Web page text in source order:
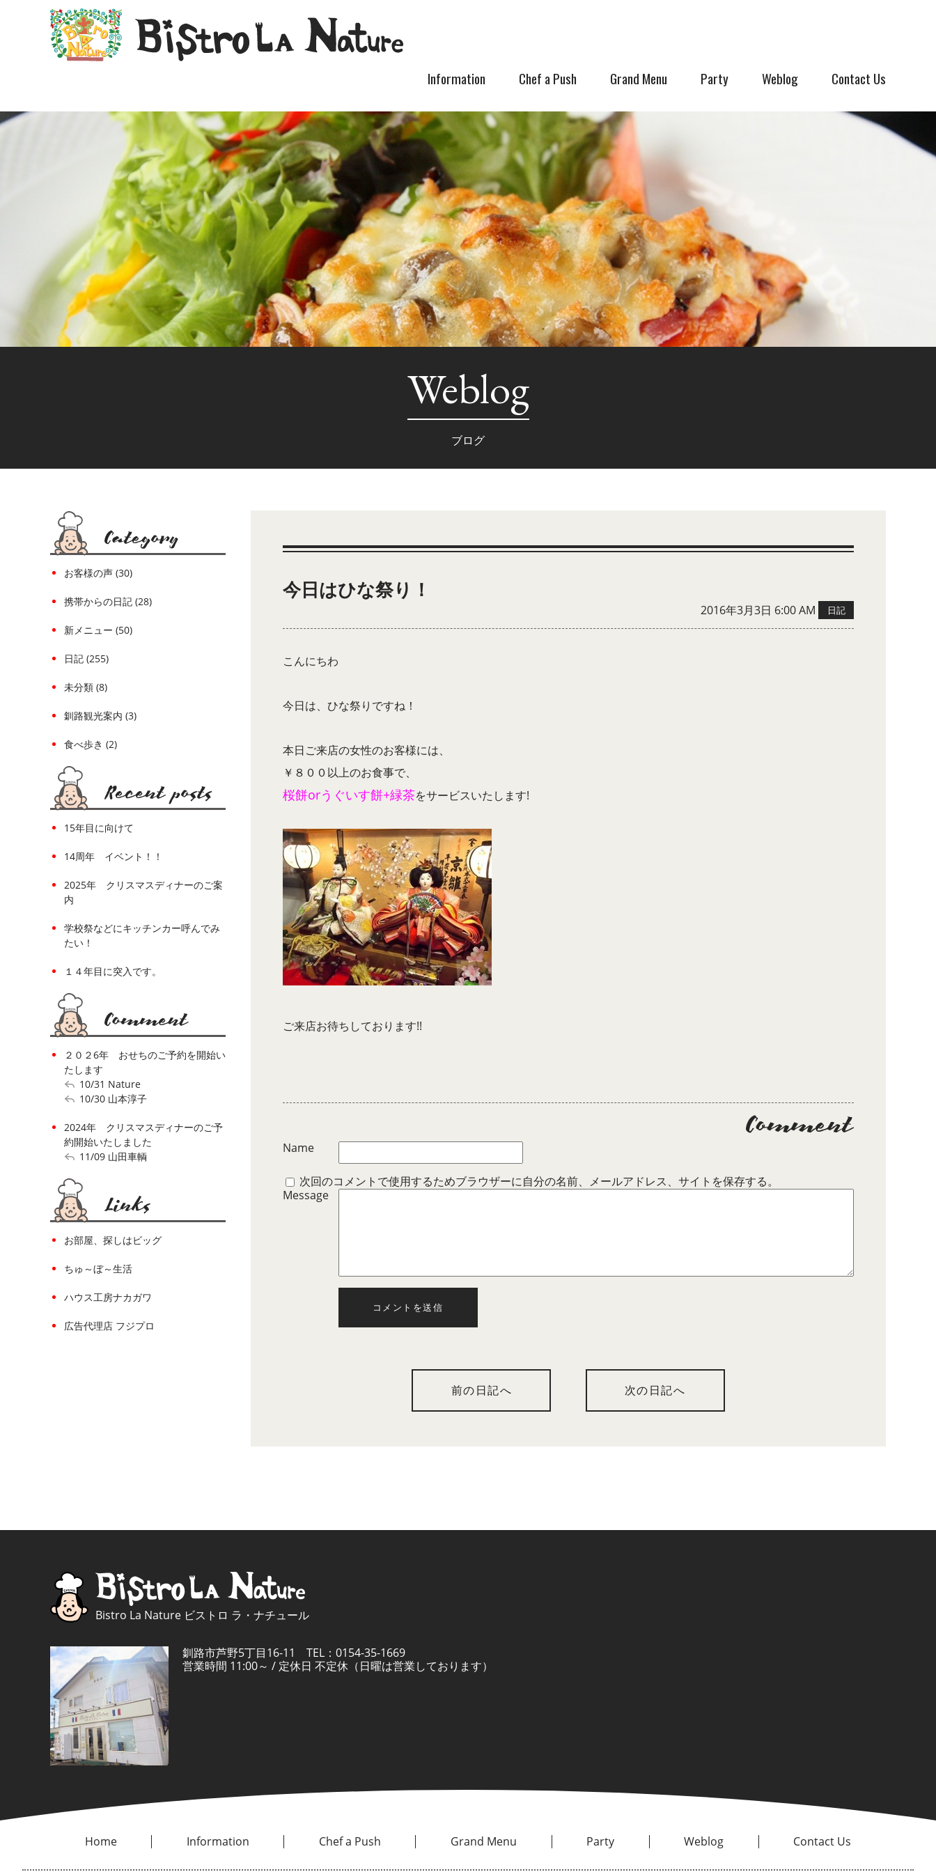
Information Chef a Push Grand Menu Party Weblog Contact Us
Weblog
ブログ
今日はひな祭り！
2016年3月3日 6:00 AM 日記
こんにちわ
今日は、ひな祭りですね！
本日ご来店の女性のお客様には、
￥８００以上のお食事で、
桜餅orうぐいす餅+緑茶をサービスいたします!
ご来店お待ちしております!!
Name
次回のコメントで使用するためブラウザーに自分の名前、メールアドレス、サイトを保存する。
Message
コメントを送信
前の日記へ 次の日記へ
お客様の声 (30)
携帯からの日記 (28)
新メニュー (50)
日記 (255)
未分類 (8)
釧路観光案内 (3)
食べ歩き (2)
15年目に向けて
14周年 イベント！！
2025年 クリスマスディナーのご案
内
学校祭などにキッチンカー呼んでみ
たい！
１４年目に突入です。
２０２6年 おせちのご予約を開始い
たします
10/31 Nature
10/30 山本淳子
2024年 クリスマスディナーのご予
約開始いたしました
11/09 山田車輌
お部屋、探しはビッグ
ちゅ～ぼ～生活
ハウス工房ナカガワ
広告代理店 フジプロ
Bistro La Nature ビストロ ラ・ナチュール
釧路市芦野5丁目16-11 TEL：0154-35-1669
営業時間 11:00～ / 定休日 不定休（日曜は営業しております）
Home Information Chef a Push Grand Menu Party Weblog Contact Us